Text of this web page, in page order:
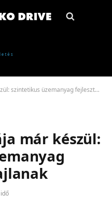
üzemanyag fejlesztések zajlanak
már készül: